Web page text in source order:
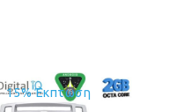
15% Έκπτωση